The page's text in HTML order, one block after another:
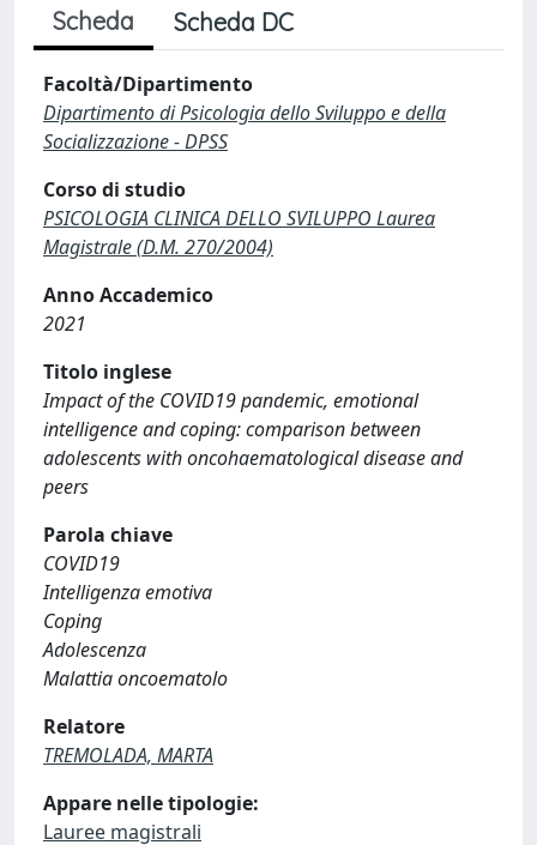
Scheda Scheda DC
Facoltà/Dipartimento
Dipartimento di Psicologia dello Sviluppo e della
Socializzazione - DPSS
Corso di studio
PSICOLOGIA CLINICA DELLO SVILUPPO Laurea
Magistrale (D.M. 270/2004)
Anno Accademico
2021
Titolo inglese
Impact of the COVID19 pandemic, emotional
intelligence and coping: comparison between
adolescents with oncohaematological disease and
peers
Parola chiave
COVID19
Intelligenza emotiva
Coping
Adolescenza
Malattia oncoematolo
Relatore
TREMOLADA, MARTA
Appare nelle tipologie:
Lauree magistrali